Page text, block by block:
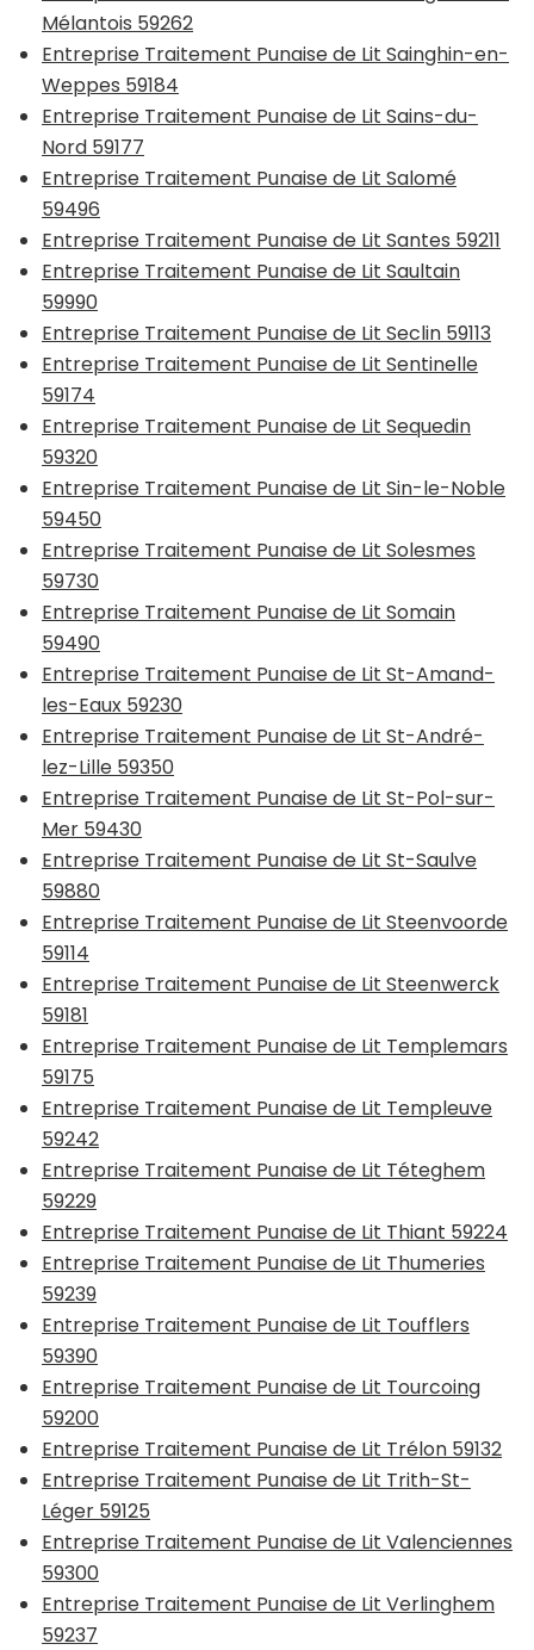
Mélantois 59262
Entreprise Traitement Punaise de Lit Sainghin-en-
Weppes 59184
Entreprise Traitement Punaise de Lit Sains-du-
Nord 59177
Entreprise Traitement Punaise de Lit Salomé
59496
Entreprise Traitement Punaise de Lit Santes 59211
Entreprise Traitement Punaise de Lit Saultain
59990
Entreprise Traitement Punaise de Lit Seclin 59113
Entreprise Traitement Punaise de Lit Sentinelle
59174
Entreprise Traitement Punaise de Lit Sequedin
59320
Entreprise Traitement Punaise de Lit Sin-le-Noble
59450
Entreprise Traitement Punaise de Lit Solesmes
59730
Entreprise Traitement Punaise de Lit Somain
59490
Entreprise Traitement Punaise de Lit St-Amand-
les-Eaux 59230
Entreprise Traitement Punaise de Lit St-André-
lez-Lille 59350
Entreprise Traitement Punaise de Lit St-Pol-sur-
Mer 59430
Entreprise Traitement Punaise de Lit St-Saulve
59880
Entreprise Traitement Punaise de Lit Steenvoorde
59114
Entreprise Traitement Punaise de Lit Steenwerck
59181
Entreprise Traitement Punaise de Lit Templemars
59175
Entreprise Traitement Punaise de Lit Templeuve
59242
Entreprise Traitement Punaise de Lit Téteghem
59229
Entreprise Traitement Punaise de Lit Thiant 59224
Entreprise Traitement Punaise de Lit Thumeries
59239
Entreprise Traitement Punaise de Lit Toufflers
59390
Entreprise Traitement Punaise de Lit Tourcoing
59200
Entreprise Traitement Punaise de Lit Trélon 59132
Entreprise Traitement Punaise de Lit Trith-St-
Léger 59125
Entreprise Traitement Punaise de Lit Valenciennes
59300
Entreprise Traitement Punaise de Lit Verlinghem
59237